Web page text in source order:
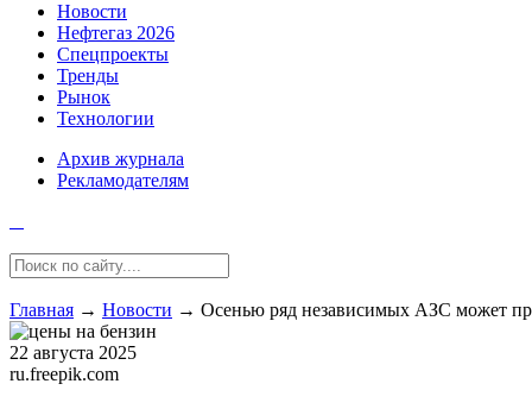
Новости
Нефтегаз 2026
Спецпроекты
Тренды
Рынок
Технологии
Архив журнала
Рекламодателям
Главная → Новости → Осенью ряд независимых АЗС может
22 августа 2025
ru.freepik.com